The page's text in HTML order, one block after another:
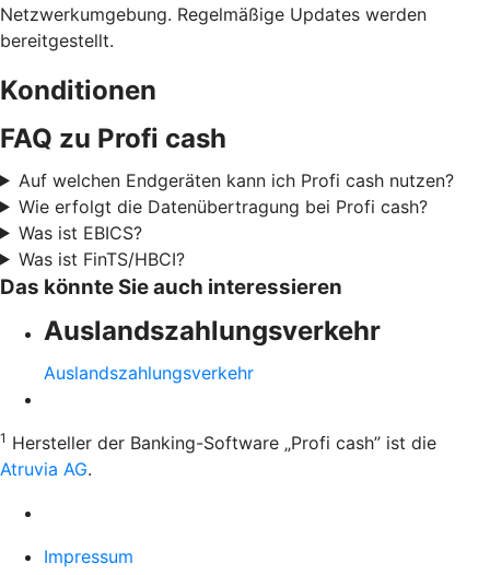
Netzwerkumgebung. Regelmäßige Updates werden
bereitgestellt.
Konditionen
FAQ zu Profi cash
Auf welchen Endgeräten kann ich Profi cash nutzen?
Wie erfolgt die Datenübertragung bei Profi cash?
Was ist EBICS?
Was ist FinTS/HBCI?
Das könnte Sie auch interessieren
Auslandszahlungsverkehr
Auslandszahlungsverkehr
1 Hersteller der Banking-Software „Profi cash” ist die
Atruvia AG.
Impressum